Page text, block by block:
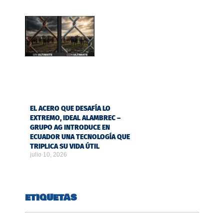
EL ACERO QUE DESAFÍA LO
EXTREMO, IDEAL ALAMBREC –
GRUPO AG INTRODUCE EN
ECUADOR UNA TECNOLOGÍA QUE
TRIPLICA SU VIDA ÚTIL
julio 10, 2026
ETIQUETAS